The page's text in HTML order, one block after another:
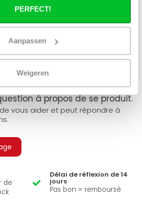
PERFECT!
Aanpassen
Weigeren
fonctionne-t-il à
à propos de se produit.
vous aider et peut répondre à
de
Délai de réflexion de 14
jours
Pas bon = remboursé